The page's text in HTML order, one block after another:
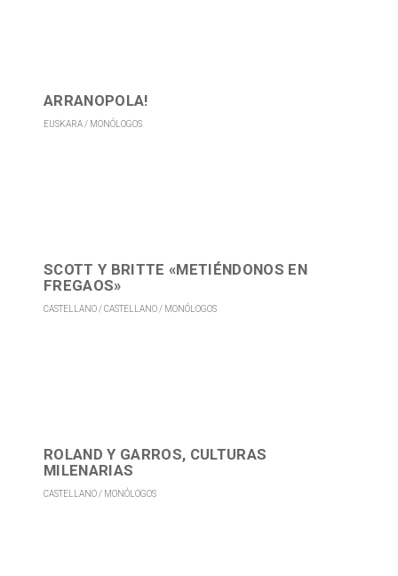
ARRANOPOLA!
EUSKARA MONÓLOGOS
SCOTT Y BRITTE «METIÉNDONOS EN
FREGAOS»
CASTELLANO CASTELLANO MONÓLOGOS
ROLAND Y GARROS, CULTURAS
MILENARIAS
CASTELLANO MONÓLOGOS